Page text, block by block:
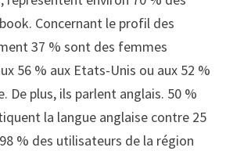
Concernant le profil des
37 % sont des femmes
56 % aux Etats-Unis ou aux 52 %
De plus, ils parlent anglais. 50 %
la langue anglaise contre 25
% des utilisateurs de la région